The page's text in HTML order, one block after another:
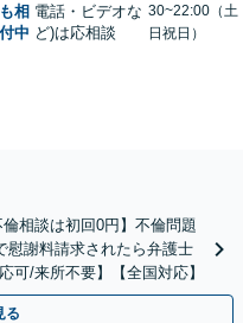
相
中
電話・ビデオな
ど)は応相談
30~22:00（土
日祝日）
相談は初回0円】不倫問題
慰謝料請求されたら弁護士
可/来所不要】【全国対応】
る